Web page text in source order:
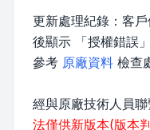
更新處理紀錄：客
後顯示 「授權錯誤」
參考 原廠資料 檢查
經與原廠技術人員
法僅供新版本(版本